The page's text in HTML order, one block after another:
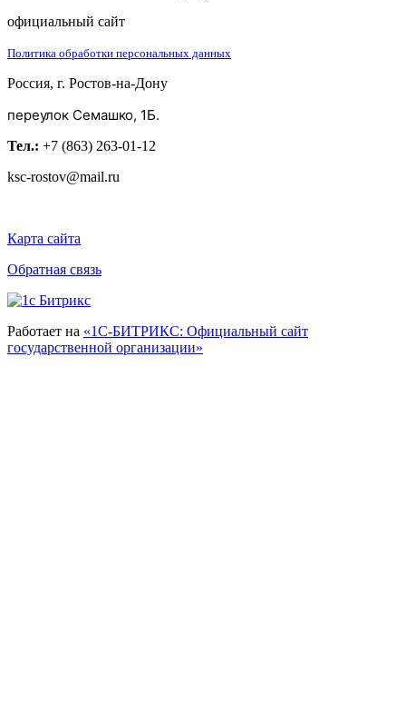
официальный сайт
Политика обработки персональных данных
Россия, г. Ростов-на-Дону
переулок Семашко, 1Б.
Тел.: +7 (863) 263-01-12
ksc-rostov@mail.ru
Карта сайта
Обратная связь
Работает на «1С-БИТРИКС: Официальный сайт
государственной организации»